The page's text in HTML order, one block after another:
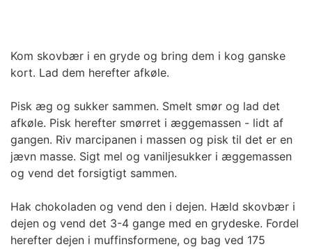
Kom skovbær i en gryde og bring dem i kog ganske
kort. Lad dem herefter afkøle.
Pisk æg og sukker sammen. Smelt smør og lad det
afkøle. Pisk herefter smørret i æggemassen - lidt af
gangen. Riv marcipanen i massen og pisk til det er en
jævn masse. Sigt mel og vaniljesukker i æggemassen
og vend det forsigtigt sammen.
Hak chokoladen og vend den i dejen. Hæld skovbær i
dejen og vend det 3-4 gange med en grydeske. Fordel
herefter dejen i muffinsformene, og bag ved 175